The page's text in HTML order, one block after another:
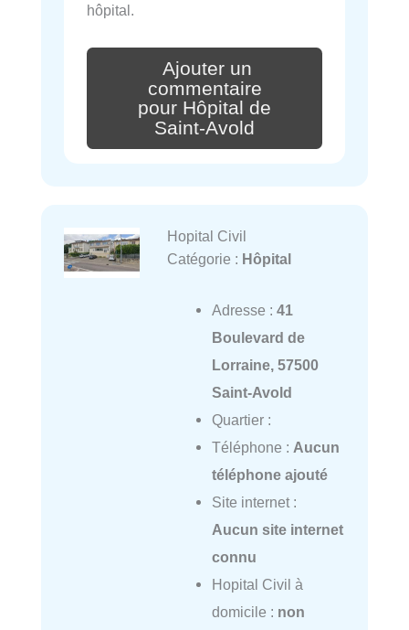
hôpital.
Ajouter un
commentaire
pour Hôpital de
Saint-Avold
Hopital Civil
Catégorie : Hôpital
Adresse : 41
Boulevard de
Lorraine, 57500
Saint-Avold
Quartier :
Téléphone : Aucun
téléphone ajouté
Site internet :
Aucun site internet
connu
Hopital Civil à
domicile : non